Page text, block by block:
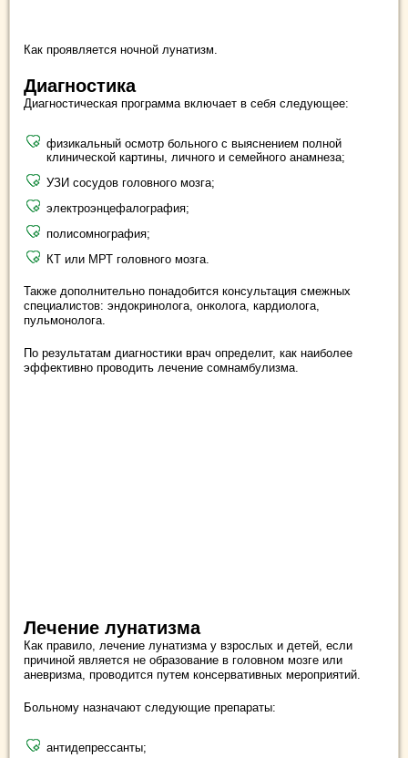
Как проявляется ночной лунатизм.
Диагностика
Диагностическая программа включает в себя следующее:
физикальный осмотр больного с выяснением полной
клинической картины, личного и семейного анамнеза;
УЗИ сосудов головного мозга;
электроэнцефалография;
полисомнография;
КТ или МРТ головного мозга.
Также дополнительно понадобится консультация смежных
специалистов: эндокринолога, онколога, кардиолога,
пульмонолога.
По результатам диагностики врач определит, как наиболее
эффективно проводить лечение сомнамбулизма.
Лечение лунатизма
Как правило, лечение лунатизма у взрослых и детей, если
причиной является не образование в головном мозге или
аневризма, проводится путем консервативных мероприятий.
Больному назначают следующие препараты:
антидепрессанты;